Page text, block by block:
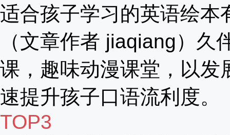
适合孩子学习的英语绘本
（文章作者 jiaqiang）
课，趣味动漫课堂，以发
速提升孩子口语流利度。
TOP3